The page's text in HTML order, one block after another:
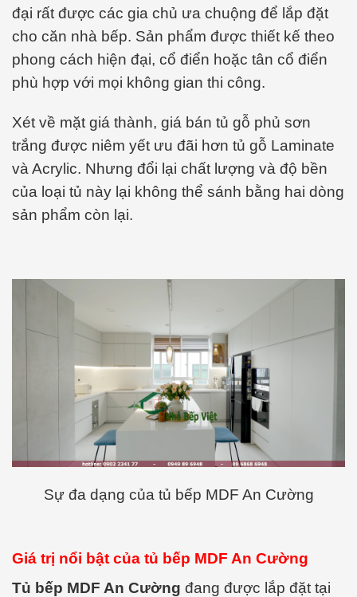
đại rất được các gia chủ ưa chuộng để lắp đặt
cho căn nhà bếp. Sản phẩm được thiết kế theo
phong cách hiện đại, cổ điển hoặc tân cổ điển
phù hợp với mọi không gian thi công.
Xét về mặt giá thành, giá bán tủ gỗ phủ sơn
trắng được niêm yết ưu đãi hơn tủ gỗ Laminate
và Acrylic. Nhưng đổi lại chất lượng và độ bền
của loại tủ này lại không thể sánh bằng hai dòng
sản phẩm còn lại.
Sự đa dạng của tủ bếp MDF An Cường
Giá trị nổi bật của tủ bếp MDF An Cường
Tủ bếp MDF An Cường đang được lắp đặt tại